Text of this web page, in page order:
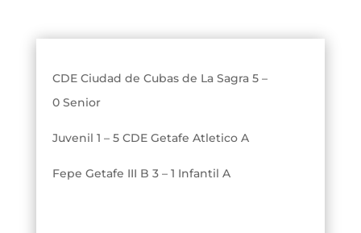
CDE Ciudad de Cubas de La Sagra 5 –
0 Senior
Juvenil 1 – 5 CDE Getafe Atletico A
Fepe Getafe III B 3 – 1 Infantil A